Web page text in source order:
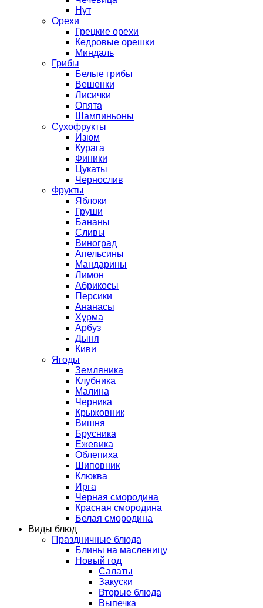
Нут
Орехи
Грецкие орехи
Кедровые орешки
Миндаль
Грибы
Белые грибы
Вешенки
Лисички
Опята
Шампиньоны
Сухофрукты
Изюм
Курага
Финики
Цукаты
Чернослив
Фрукты
Яблоки
Груши
Бананы
Сливы
Виноград
Апельсины
Мандарины
Лимон
Абрикосы
Персики
Ананасы
Хурма
Арбуз
Дыня
Киви
Ягоды
Земляника
Клубника
Малина
Черника
Крыжовник
Вишня
Брусника
Ежевика
Облепиха
Шиповник
Клюква
Ирга
Черная смородина
Красная смородина
Белая смородина
Виды блюд
Праздничные блюда
Блины на масленицу
Новый год
Салаты
Закуски
Вторые блюда
Выпечка